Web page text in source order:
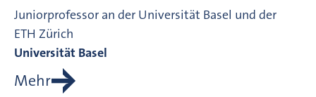
Juniorprofessor an der Universität Basel und der
ETH Zürich
Universität Basel
Mehr